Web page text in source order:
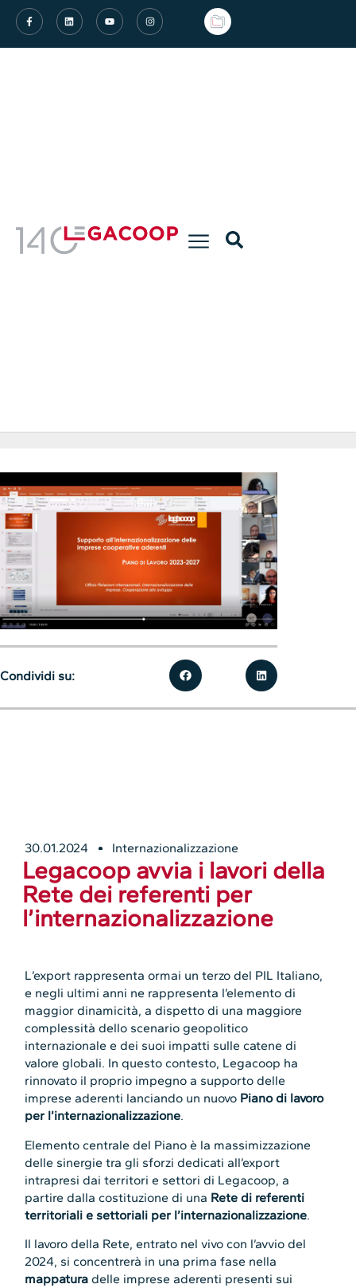
30.01.2024 Internazionalizzazione
Legacoop avvia i lavori della
Rete dei referenti per
l’internazionalizzazione
L’export rappresenta ormai un terzo del PIL Italiano,
e negli ultimi anni ne rappresenta l’elemento di
maggior dinamicità, a dispetto di una maggiore
complessità dello scenario geopolitico
internazionale e dei suoi impatti sulle catene di
valore globali. In questo contesto, Legacoop ha
rinnovato il proprio impegno a supporto delle
imprese aderenti lanciando un nuovo Piano di lavoro
per l’internazionalizzazione.
Elemento centrale del Piano è la massimizzazione
delle sinergie tra gli sforzi dedicati all’export
intrapresi dai territori e settori di Legacoop, a
partire dalla costituzione di una Rete di referenti
territoriali e settoriali per l’internazionalizzazione.
Il lavoro della Rete, entrato nel vivo con l’avvio del
2024, si concentrerà in una prima fase nella
mappatura delle imprese aderenti presenti sui
Condividi su: